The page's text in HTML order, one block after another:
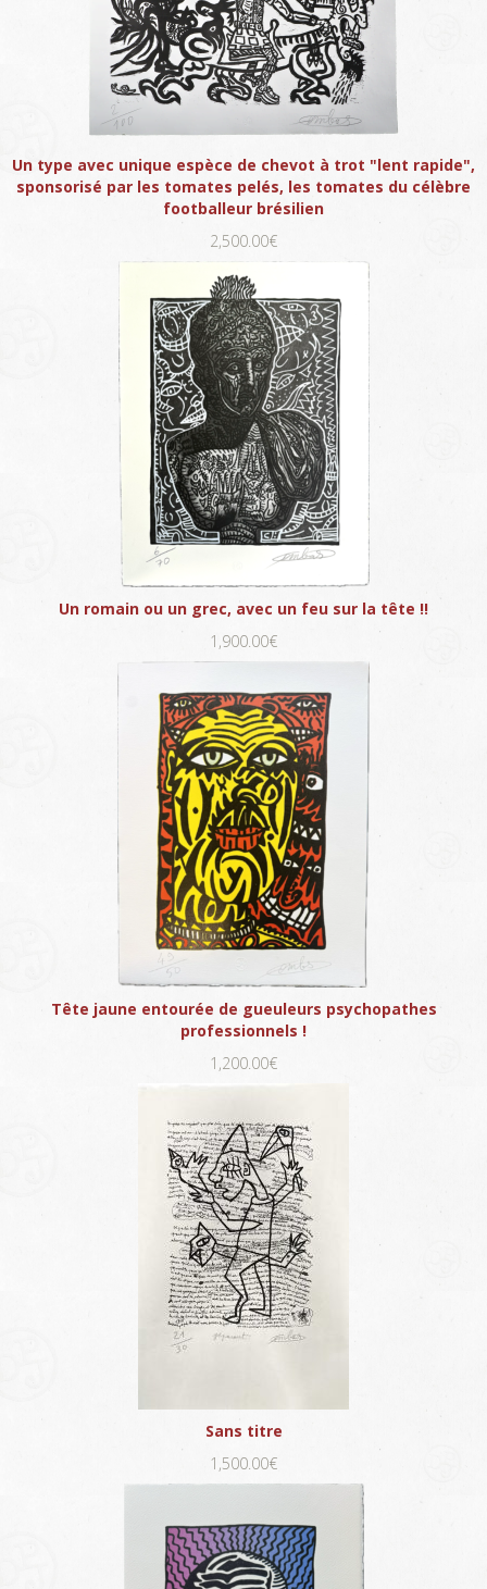
Un type avec unique espèce de chevot à trot "lent rapide",
sponsorisé par les tomates pelés, les tomates du célèbre
footballeur brésilien
2,500.00€
Un romain ou un grec, avec un feu sur la tête !!
1,900.00€
Tête jaune entourée de gueuleurs psychopathes
professionnels !
1,200.00€
Sans titre
1,500.00€